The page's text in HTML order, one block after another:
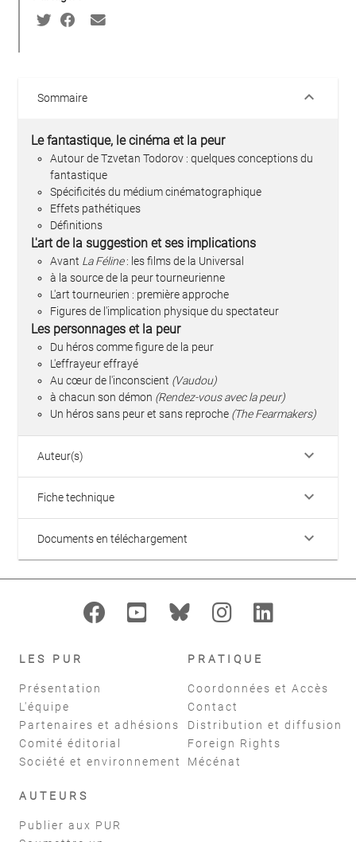
Sommaire keyboard_arrow_down
Le fantastique, le cinéma et la peur
Autour de Tzvetan Todorov : quelques conceptions du
fantastique
Spécificités du médium cinématographique
Effets pathétiques
Définitions
L'art de la suggestion et ses implications
Avant La Féline: les films de la Universal
à la source de la peur tourneurienne
L'art tourneurien : première approche
Figures de l'implication physique du spectateur
Les personnages et la peur
Du héros comme figure de la peur
L'effrayeur effrayé
Au cœur de l'inconscient (Vaudou)
à chacun son démon (Rendez-vous avec la peur)
Un héros sans peur et sans reproche (The Fearmakers)
Auteur(s) keyboard_arrow_down
Fiche technique keyboard_arrow_down
Documents en téléchargement keyboard_arrow_down
LES PUR
Présentation
L'équipe
Partenaires et adhésions
Comité éditorial
Société et environnement
PRATIQUE
Coordonnées et Accès
Contact
Distribution et diffusion
Foreign Rights
Mécénat
AUTEURS
Publier aux PUR